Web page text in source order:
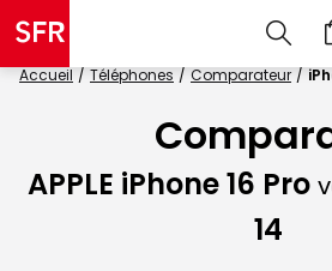
Accueil Téléphones Comparateur
APPLE iPhone 16 Pro
14